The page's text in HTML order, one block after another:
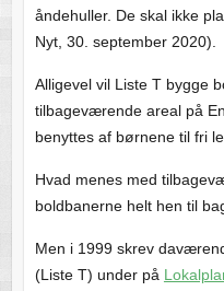
åndehuller. De skal ikke
Nyt, 30. september 2020).
Alligevel vil Liste T bygge
tilbageværende areal på
benyttes af børnene til fri
Hvad menes med
boldbanerne helt hen til
Men i 1999 skrev
(Liste T) under på